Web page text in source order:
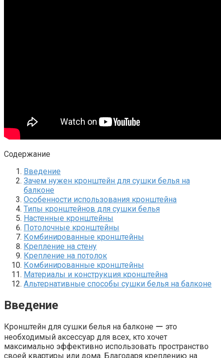
Содержание
Введение
Зачем нужен кронштейн для сушки белья на
балконе
Особенности использования кронштейна
Типы кронштейнов для сушки белья
Настенные кронштейны
Потолочные кронштейны
Комбинированные кронштейны
Крепление на стену
Крепление на потолок
Комбинированные кронштейны
Материалы и конструкция кронштейна
Альтернативные способы сушки белья на балконе
Введение
Кронштейн для сушки белья на балконе ー это
необходимый аксессуар для всех, кто хочет
максимально эффективно использовать пространство
своей квартиры или дома.​ Благодаря креплению на